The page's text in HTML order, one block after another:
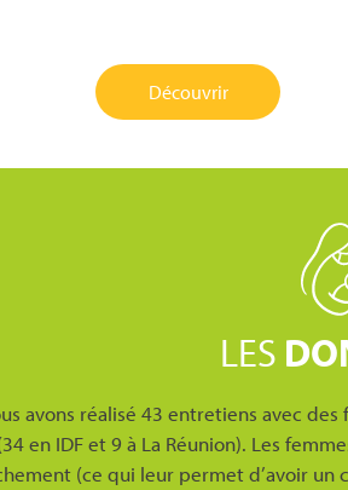
Découvrir
LES
avons réalisé 43 entretiens avec
en IDF et 9 à La Réunion). Les
(ce qui leur permet d’avoir un